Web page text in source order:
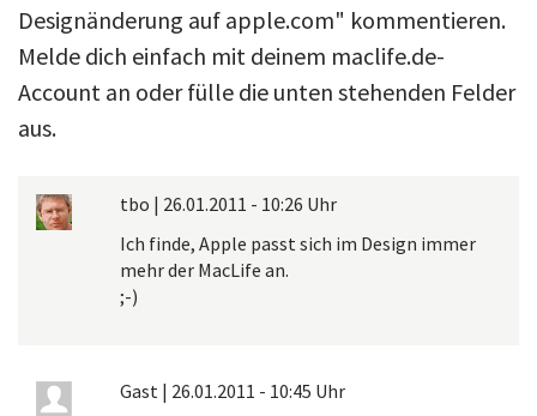
Designänderung auf apple.com" kommentieren.
Melde dich einfach mit deinem maclife.de-
Account an oder fülle die unten stehenden Felder
aus.
tbo | 26.01.2011 - 10:26 Uhr
Ich finde, Apple passt sich im Design immer
mehr der MacLife an.
;-)
Gast | 26.01.2011 - 10:45 Uhr